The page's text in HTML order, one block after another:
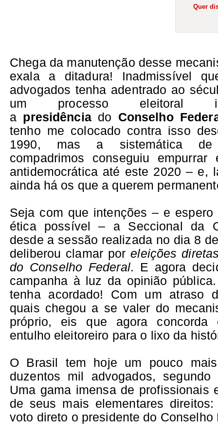
Quer
Chega da manutenção desse
exala a ditadura! Inadmissível
advogados tenha adentrado ao
um processo eleitoral
a presidênciado Conselho
tenho me colocado contra isso
1990, mas a sistemática de
compadrimos conseguiu empurrar
antidemocrática até este 2020 – e,
ainda há os que a querem
Seja com que intenções – e
ética possível – a Seccional da
desde a sessão realizada no dia 8
deliberou clamar poreleições
do Conselho Federal. E agora
campanha à luz da opinião
tenha acordado! Com um atraso
quais chegou a se valer do
próprio, eis que agora concorda
entulho eleitoreiro para o lixo da
O Brasil tem hoje um pouco
duzentos mil advogados,
Uma gama imensa de profissionais
de seus mais elementares
voto direto o presidente do Conselho